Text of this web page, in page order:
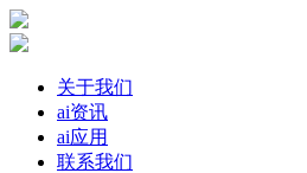
关于我们
ai资讯
ai应用
联系我们